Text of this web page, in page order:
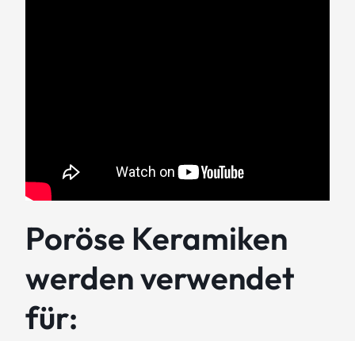
Poröse Keramiken
werden verwendet
für: